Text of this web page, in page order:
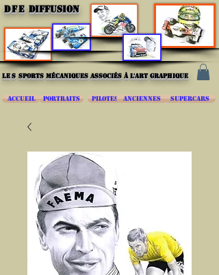
DFE DIFFUSION
les sports mécaniques associés à l'art graphique
ACCUEIL PORTRAITS PILOTES ANCIENNES SUPERCARS